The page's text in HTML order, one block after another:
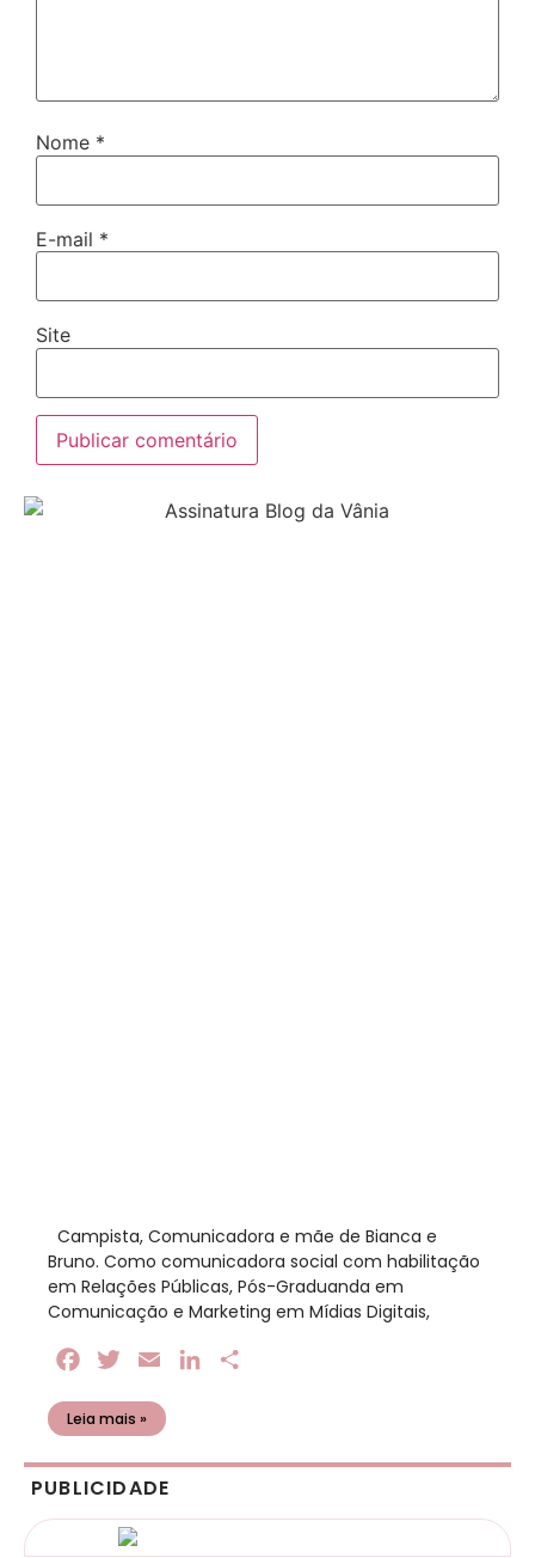
Nome *
E-mail *
Site
​ Campista, Comunicadora e mãe de Bianca e
Bruno. Como comunicadora social com habilitação
em Relações Públicas, Pós-Graduanda em
Comunicação e Marketing em Mídias Digitais,
FacebookTwitterEmail LinkedIn
Leia mais »
PUBLICIDADE